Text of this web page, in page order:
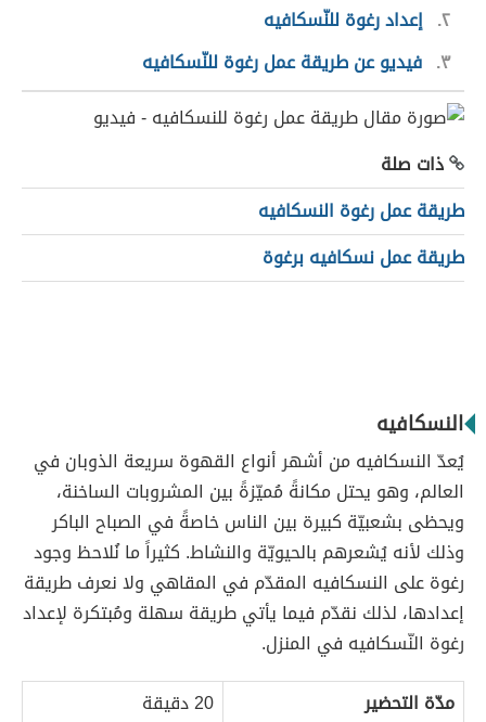
٢ إعداد رغوة للنّسكافيه
٣ فيديو عن طريقة عمل رغوة للنّسكافيه
ذات صلة
طريقة عمل رغوة النسكافيه
طريقة عمل نسكافيه برغوة
النسكافيه
يُعدّ النسكافيه من أشهر أنواع القهوة سريعة الذوبان في
العالم، وهو يحتل مكانةً مُميّزةً بين المشروبات الساخنة،
ويحظى بشعبيّة كبيرة بين الناس خاصةً في الصباح الباكر
وذلك لأنه يُشعرهم بالحيويّة والنشاط. كثيراً ما نُلاحظ وجود
رغوة على النسكافيه المقدّم في المقاهي ولا نعرف طريقة
إعدادها، لذلك نقدّم فيما يأتي طريقة سهلة ومُبتكرة لإعداد
رغوة النّسكافيه في المنزل.
مدّة التحضير
20 دقيقة